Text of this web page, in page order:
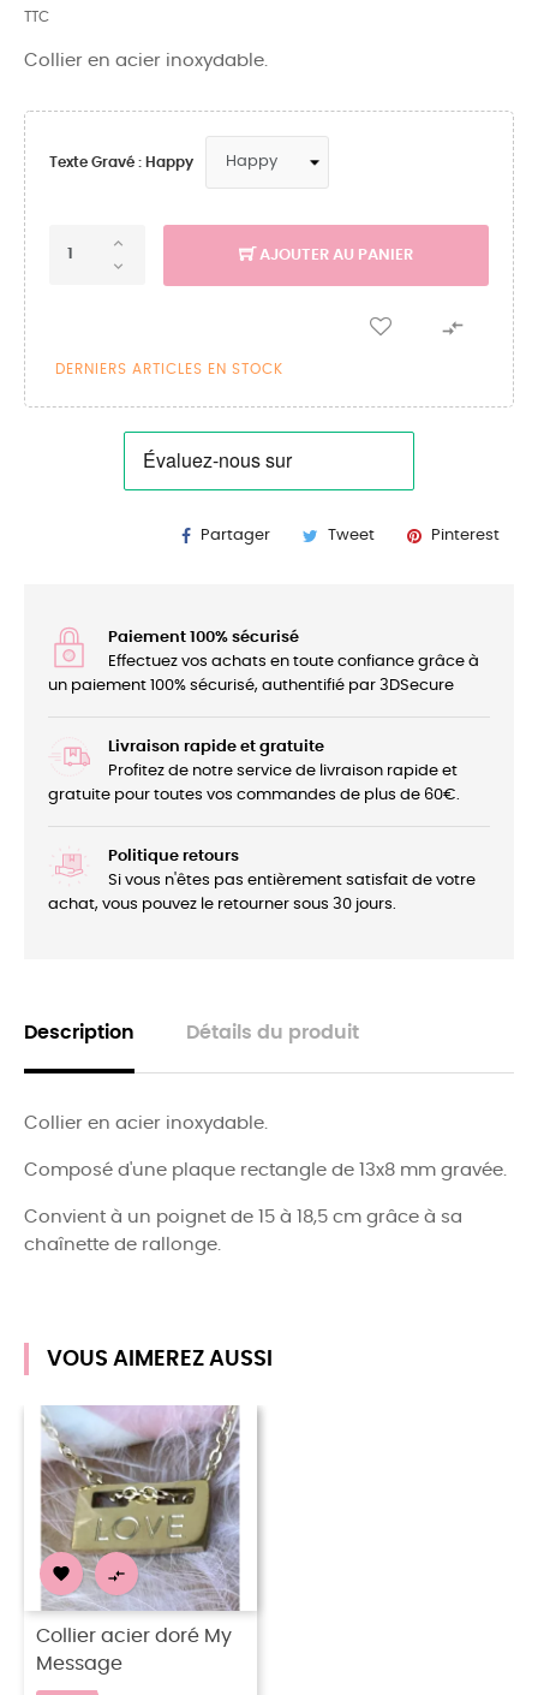
TTC
Collier en acier inoxydable.
Texte Gravé : Happy
AJOUTER AU PANIER

DERNIERS ARTICLES EN STOCK
Partager Tweet Pinterest
Paiement 100% sécurisé
Effectuez vos achats en toute confiance grâce à
un paiement 100% sécurisé, authentifié par 3DSecure
Livraison rapide et gratuite
Profitez de notre service de livraison rapide et
gratuite pour toutes vos commandes de plus de 60€.
Politique retours
Si vous n'êtes pas entièrement satisfait de votre
achat, vous pouvez le retourner sous 30 jours.
Description Détails du produit
Collier en acier inoxydable.
Composé d'une plaque rectangle de 13x8 mm gravée.
Convient à un poignet de 15 à 18,5 cm grâce à sa
chaînette de rallonge.
VOUS AIMEREZ AUSSI
 
Collier acier doré My
Message